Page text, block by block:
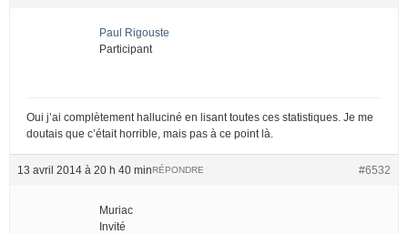
Paul Rigouste
Participant
Oui j’ai complètement halluciné en lisant toutes ces statistiques. Je me
doutais que c’était horrible, mais pas à ce point là.
13 avril 2014 à 20 h 40 min #6532
RÉPONDRE
Muriac
Invité